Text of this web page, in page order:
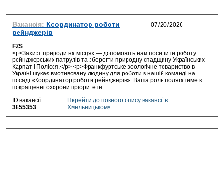
Вакансія: Координатор роботи
рейнджерів
FZS
<p>Захист природи на місцях — допоможіть нам посилити роботу
рейнджерських патрулів та зберегти природну спадщину Українських
Карпат і Полісся.</p> <p>Франкфуртське зоологічне товариство в
Україні шукає вмотивовану людину для роботи в нашій команді на
посаді «Координатор роботи рейнджерів». Ваша роль полягатиме в
покращенні охорони пріоритетн...
ID вакансії:
3855353
Перейти до повного опису вакансії в
Хмельницькому